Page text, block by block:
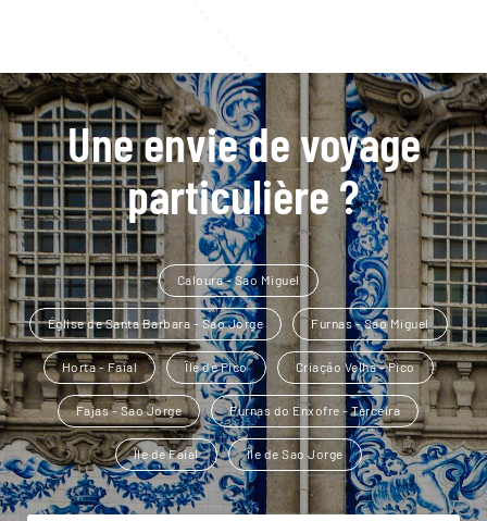
Une envie de voyage
particulière ?
Caloura - Sao Miguel
Église de Santa Barbara - Sao Jorge Furnas - Sao Miguel
Horta - Faial Île de Pico Criação Velha - Pico
Fajas - Sao Jorge Furnas do Enxofre - Terceira
Île de Faial Île de Sao Jorge